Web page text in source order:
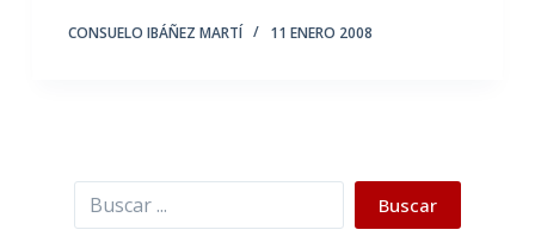
CONSUELO IBÁÑEZ MARTÍ 11 ENERO 2008
Buscar Buscar